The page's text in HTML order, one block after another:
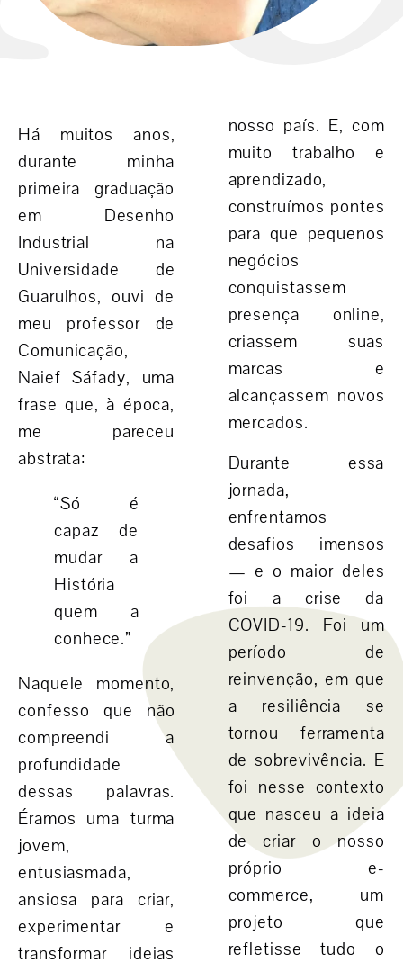
Há muitos anos,
durante minha
primeira graduação
em Desenho
Industrial na
Universidade de
Guarulhos, ouvi de
meu professor de
Comunicação,
Naief Sáfady, uma
frase que, à época,
me pareceu
abstrata:
“Só é
capaz de
mudar a
História
quem a
conhece.”
Naquele momento,
confesso que não
compreendi a
profundidade
dessas palavras.
Éramos uma turma
jovem,
entusiasmada,
ansiosa para criar,
experimentar e
transformar ideias
nosso país. E, com
muito trabalho e
aprendizado,
construímos pontes
para que pequenos
negócios
conquistassem
presença online,
criassem suas
marcas e
alcançassem novos
mercados.
Durante essa
jornada,
enfrentamos
desafios imensos
— e o maior deles
foi a crise da
COVID-19. Foi um
período de
reinvenção, em que
a resiliência se
tornou ferramenta
de sobrevivência. E
foi nesse contexto
que nasceu a ideia
decriar o nosso
próprio e-
commerce, um
projeto que
refletisse tudo o